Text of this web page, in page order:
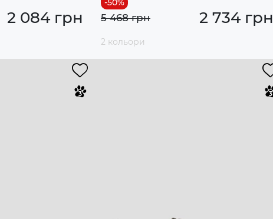
2 084 грн 2 734 грн
5 468 грн
2 кольори